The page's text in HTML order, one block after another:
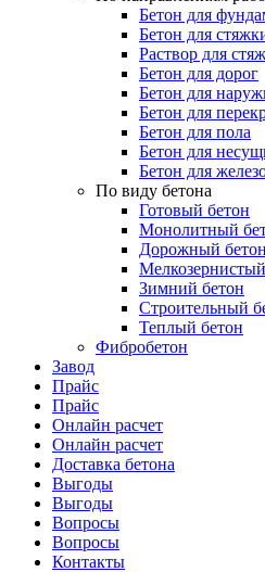
Бетон для
Бетон для
Раствор для
Бетон для дорог
Бетон для
Бетон для
Бетон для пола
Бетон для
Бетон для
По виду бетона
Готовый бетон
Монолитный
Дорожный бетон
Зимний бетон
Строительный
Теплый бетон
Фибробетон
Завод
Прайс
Прайс
Онлайн расчет
Онлайн расчет
Доставка бетона
Выгоды
Выгоды
Вопросы
Вопросы
Контакты